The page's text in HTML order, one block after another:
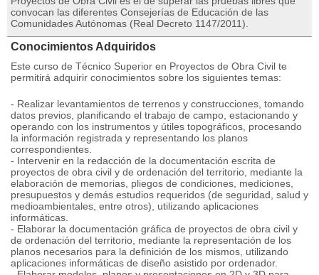
convocan las diferentes Consejerías de Educación de las
Comunidades Autónomas (Real Decreto 1147/2011).
Conocimientos Adquiridos
Este curso de Técnico Superior en Proyectos de Obra Civil te
permitirá adquirir conocimientos sobre los siguientes temas:
- Realizar levantamientos de terrenos y construcciones, tomando
datos previos, planificando el trabajo de campo, estacionando y
operando con los instrumentos y útiles topográficos, procesando
la información registrada y representando los planos
correspondientes.
- Intervenir en la redacción de la documentación escrita de
proyectos de obra civil y de ordenación del territorio, mediante la
elaboración de memorias, pliegos de condiciones, mediciones,
presupuestos y demás estudios requeridos (de seguridad, salud y
medioambientales, entre otros), utilizando aplicaciones
informáticas.
- Elaborar la documentación gráfica de proyectos de obra civil y
de ordenación del territorio, mediante la representación de los
planos necesarios para la definición de los mismos, utilizando
aplicaciones informáticas de diseño asistido por ordenador.